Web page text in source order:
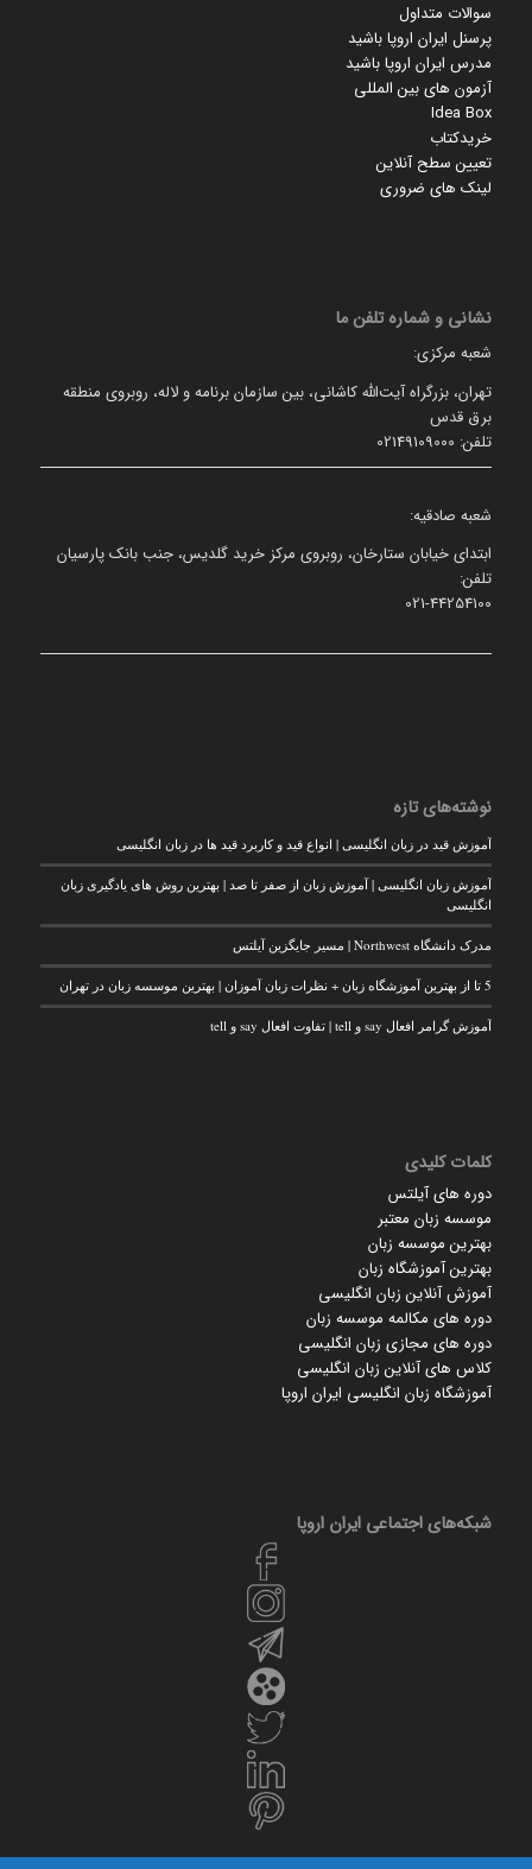
سوالات متداول
پرسنل ایران اروپا باشید
مدرس ایران اروپا باشید
آزمون های بین المللی
Idea Box
خریدکتاب
تعیین سطح آنلاین
لینک های ضروری
نشانی و شماره تلفن ما
شعبه مرکزی:
تهران، بزرگراه آیت‌الله کاشانی، بین سازمان برنامه و لاله، روبروی منطقه
برق قدس
تلفن: 02149109000
شعبه صادقیه:
ابتدای خیابان ستارخان، روبروی مرکز خرید گلدیس، جنب بانک پارسیان
تلفن:
021-44254100
نوشته‌های تازه
آموزش قید در زبان انگلیسی | انواع قید و کاربرد قید ها در زبان انگلیسی
آموزش زبان انگلیسی | آموزش زبان از صفر تا صد | بهترین روش های یادگیری زبان
انگلیسی
مدرک دانشگاه Northwest | مسیر جایگزین آیلتس
5 تا از بهترین آموزشگاه زبان + نظرات زبان آموزان | بهترین موسسه زبان در تهران
آموزش گرامر افعال say و tell | تفاوت افعال say و tell
کلمات کلیدی
دوره های آیلتس
موسسه زبان معتبر
بهترین موسسه زبان
بهترین آموزشگاه زبان
آموزش آنلاین زبان انگلیسی
دوره های مکالمه موسسه زبان
دوره های مجازی زبان انگلیسی
کلاس های آنلاین زبان انگلیسی
آموزشگاه زبان انگلیسی ایران اروپا
شبکه‌های اجتماعی ایران‌ اروپا